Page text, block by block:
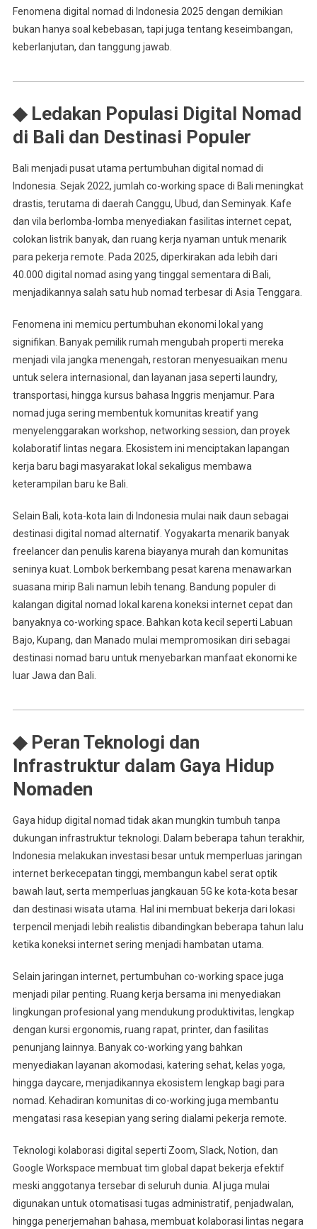
Fenomena digital nomad di Indonesia 2025 dengan demikian
bukan hanya soal kebebasan, tapi juga tentang keseimbangan,
keberlanjutan, dan tanggung jawab.
◆ Ledakan Populasi Digital Nomad
di Bali dan Destinasi Populer
Bali menjadi pusat utama pertumbuhan digital nomad di
Indonesia. Sejak 2022, jumlah co-working space di Bali meningkat
drastis, terutama di daerah Canggu, Ubud, dan Seminyak. Kafe
dan vila berlomba-lomba menyediakan fasilitas internet cepat,
colokan listrik banyak, dan ruang kerja nyaman untuk menarik
para pekerja remote. Pada 2025, diperkirakan ada lebih dari
40.000 digital nomad asing yang tinggal sementara di Bali,
menjadikannya salah satu hub nomad terbesar di Asia Tenggara.
Fenomena ini memicu pertumbuhan ekonomi lokal yang
signifikan. Banyak pemilik rumah mengubah properti mereka
menjadi vila jangka menengah, restoran menyesuaikan menu
untuk selera internasional, dan layanan jasa seperti laundry,
transportasi, hingga kursus bahasa Inggris menjamur. Para
nomad juga sering membentuk komunitas kreatif yang
menyelenggarakan workshop, networking session, dan proyek
kolaboratif lintas negara. Ekosistem ini menciptakan lapangan
kerja baru bagi masyarakat lokal sekaligus membawa
keterampilan baru ke Bali.
Selain Bali, kota-kota lain di Indonesia mulai naik daun sebagai
destinasi digital nomad alternatif. Yogyakarta menarik banyak
freelancer dan penulis karena biayanya murah dan komunitas
seninya kuat. Lombok berkembang pesat karena menawarkan
suasana mirip Bali namun lebih tenang. Bandung populer di
kalangan digital nomad lokal karena koneksi internet cepat dan
banyaknya co-working space. Bahkan kota kecil seperti Labuan
Bajo, Kupang, dan Manado mulai mempromosikan diri sebagai
destinasi nomad baru untuk menyebarkan manfaat ekonomi ke
luar Jawa dan Bali.
◆ Peran Teknologi dan
Infrastruktur dalam Gaya Hidup
Nomaden
Gaya hidup digital nomad tidak akan mungkin tumbuh tanpa
dukungan infrastruktur teknologi. Dalam beberapa tahun terakhir,
Indonesia melakukan investasi besar untuk memperluas jaringan
internet berkecepatan tinggi, membangun kabel serat optik
bawah laut, serta memperluas jangkauan 5G ke kota-kota besar
dan destinasi wisata utama. Hal ini membuat bekerja dari lokasi
terpencil menjadi lebih realistis dibandingkan beberapa tahun lalu
ketika koneksi internet sering menjadi hambatan utama.
Selain jaringan internet, pertumbuhan co-working space juga
menjadi pilar penting. Ruang kerja bersama ini menyediakan
lingkungan profesional yang mendukung produktivitas, lengkap
dengan kursi ergonomis, ruang rapat, printer, dan fasilitas
penunjang lainnya. Banyak co-working yang bahkan
menyediakan layanan akomodasi, katering sehat, kelas yoga,
hingga daycare, menjadikannya ekosistem lengkap bagi para
nomad. Kehadiran komunitas di co-working juga membantu
mengatasi rasa kesepian yang sering dialami pekerja remote.
Teknologi kolaborasi digital seperti Zoom, Slack, Notion, dan
Google Workspace membuat tim global dapat bekerja efektif
meski anggotanya tersebar di seluruh dunia. AI juga mulai
digunakan untuk otomatisasi tugas administratif, penjadwalan,
hingga penerjemahan bahasa, membuat kolaborasi lintas negara